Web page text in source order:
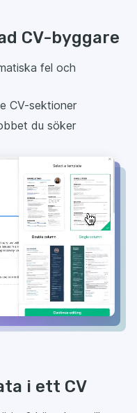
CV-byggare
fel och
CV-sektioner
du söker
i ett CV